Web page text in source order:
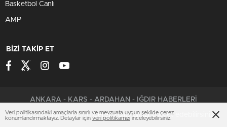
Basketbol Canlı
AMP
BİZİ TAKİP ET
ANKARA - KARS - ARDAHAN - IĞDIR HABERLERİ
Çerezler ile ilgili bilgi içinÇerez Politikamızıziyaret edebilirsiniz.
Veri politikasındaki amaçlarla sınırlı ve mevzuata uygun şekilde çerez
konumlandırmaktayız. Detaylar için veri politikamızı inceleyebilirsiniz.